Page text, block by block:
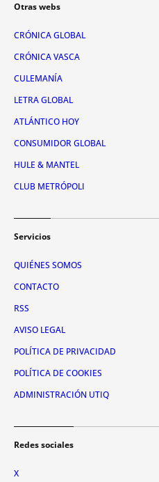
Otras webs
CRÓNICA GLOBAL
CRÓNICA VASCA
CULEMANÍA
LETRA GLOBAL
ATLÁNTICO HOY
CONSUMIDOR GLOBAL
HULE & MANTEL
CLUB METRÓPOLI
Servicios
QUIÉNES SOMOS
CONTACTO
RSS
AVISO LEGAL
POLÍTICA DE PRIVACIDAD
POLÍTICA DE COOKIES
ADMINISTRACIÓN UTIQ
Redes sociales
X